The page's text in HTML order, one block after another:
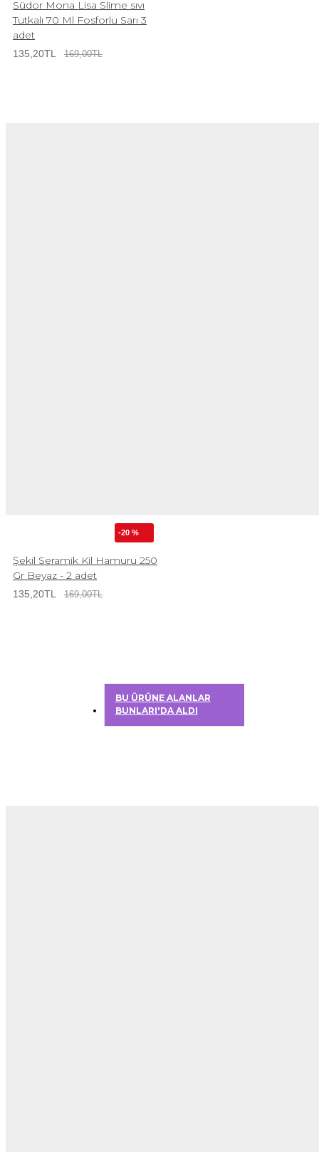
Südor Mona Lisa Slime sıvı
Tutkalı 70 Ml Fosforlu Sarı 3
adet
135,20TL 169,00TL
-20 %
Şekil Seramik Kil Hamuru 250
Gr Beyaz - 2 adet
135,20TL 169,00TL
BU ÜRÜNE ALANLAR
BUNLARI'DA ALDI